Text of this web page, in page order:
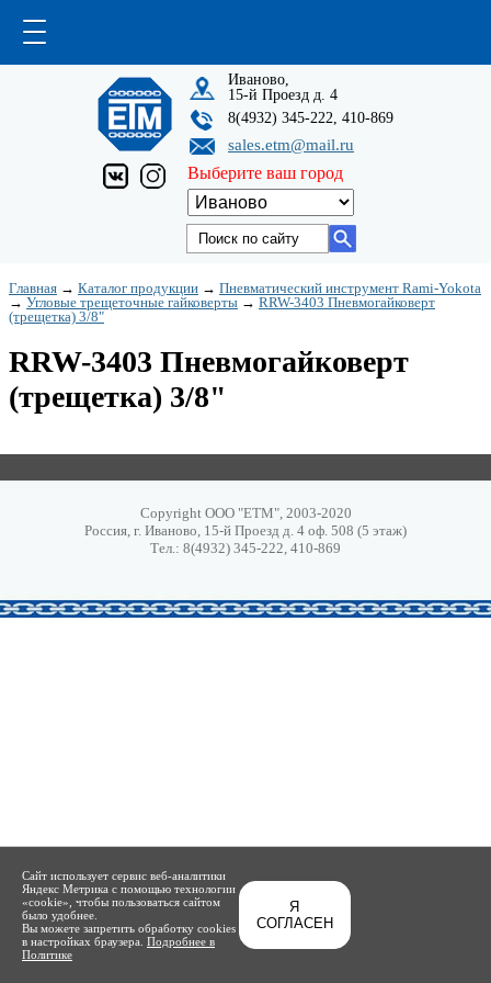
Иваново,
15-й Проезд д. 4
8(4932) 345-222, 410-869
sales.etm@mail.ru
Выберите ваш город
Главная → Каталог продукции → Пневматический инструмент Rami-Yokota
→ Угловые трещеточные гайковерты → RRW-3403 Пневмогайковерт
(трещетка) 3/8"
RRW-3403 Пневмогайковерт
(трещетка) 3/8"
Copyright ООО "ЕТМ", 2003-2020
Россия, г. Иваново, 15-й Проезд д. 4 оф. 508 (5 этаж)
Тел.: 8(4932) 345-222, 410-869
Сайт использует сервис веб-аналитики
Яндекс Метрика с помощью технологии
«cookie», чтобы пользоваться сайтом
было удобнее.
Вы можете запретить обработку cookies
в настройках браузера. Подробнее в
Политике
Я
СОГЛАСЕН